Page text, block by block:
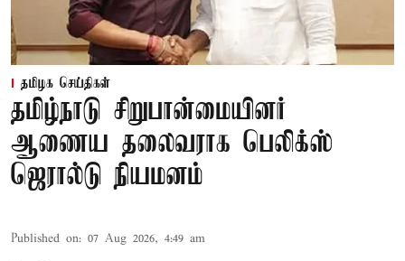
தமிழக செய்திகள்
தமிழ்நாடு சிறுபான்மையினர்
ஆணைய தலைவராக பெலிக்ஸ்
ஜெரால்டு நியமனம்
Published on: 07 Aug 2026, 4:49 am